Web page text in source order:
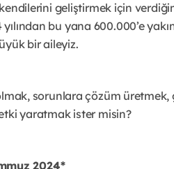
geliştirmek için
yılından bu yana 600.000’e
bir aileyiz.
sorunlara çözüm
yaratmak ister misin?
2024*